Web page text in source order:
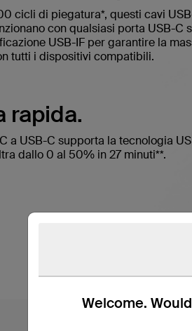
Welcome.
cicli di piegatura*, questi cavi
con qualsiasi porta USB-C
USB-IF per garantire la
tutti i dispositivi compatibili.
rapida.
a USB-C supporta la tecnologia
dallo 0 al 50% in 27 minuti**.